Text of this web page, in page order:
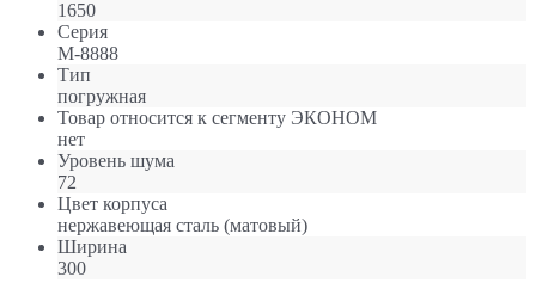
1650
Серия
M-8888
Тип
погружная
Товар относится к сегменту ЭКОНОМ
нет
Уровень шума
72
Цвет корпуса
нержавеющая сталь (матовый)
Ширина
300